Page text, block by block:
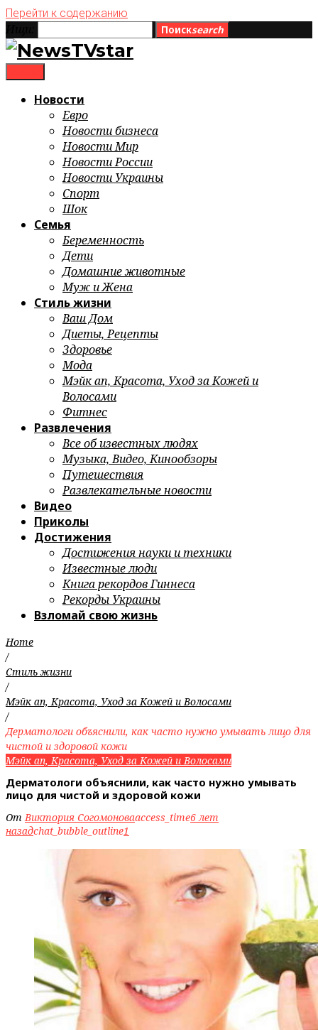
Перейти к содержанию
Поискsearch
Новости
Евро
Новости бизнеса
Новости Мир
Новости России
Новости Украины
Спорт
Шок
Семья
Беременность
Дети
Домашние животные
Муж и Жена
Стиль жизни
Ваш Дом
Диеты, Рецепты
Здоровье
Мода
Мэйк ап, Красота, Уход за Кожей и
Волосами
Фитнес
Развлечения
Все об известных людях
Музыка, Видео, Кинообзоры
Путешествия
Развлекательные новости
Видео
Приколы
Достижения
Достижения науки и техники
Известные люди
Книга рекордов Гиннеса
Рекорды Украины
Взломай свою жизнь
Home
/
Стиль жизни
/
Мэйк ап, Красота, Уход за Кожей и Волосами
/
Дерматологи объяснили, как часто нужно умывать лицо для
чистой и здоровой кожи
Мэйк ап, Красота, Уход за Кожей и Волосами
Дерматологи объяснили, как часто нужно умывать
лицо для чистой и здоровой кожи
ОтВиктория Согомоноваaccess_time6 лет
назадchat_bubble_outline1